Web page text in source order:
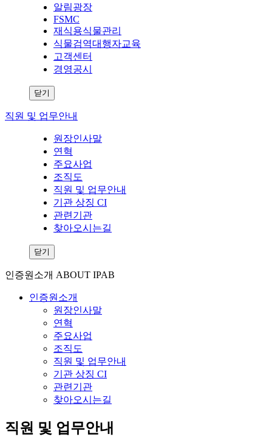
알림광장
FSMC
재식용식물관리
식물검역대행자교육
고객센터
경영공시
닫기
직원 및 업무안내
원장인사말
연혁
주요사업
조직도
직원 및 업무안내
기관 상징 CI
관련기관
찾아오시는길
닫기
인증원소개 ABOUT IPAB
인증원소개
원장인사말
연혁
주요사업
조직도
직원 및 업무안내
기관 상징 CI
관련기관
찾아오시는길
직원 및 업무안내